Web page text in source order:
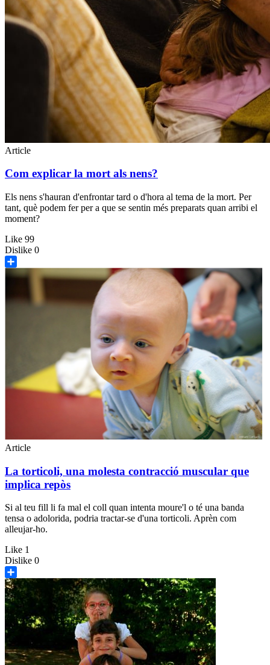
Article
Com explicar la mort als nens?
Els nens s'hauran d'enfrontar tard o d'hora al tema de la mort. Per
tant, què podem fer per a que se sentin més preparats quan arribi el
moment?
Like 99
Dislike 0
Share
Article
La torticoli, una molesta contracció muscular que
implica repòs
Si al teu fill li fa mal el coll quan intenta moure'l o té una banda
tensa o adolorida, podria tractar-se d'una torticoli. Aprèn com
alleujar-ho.
Like 1
Dislike 0
Share